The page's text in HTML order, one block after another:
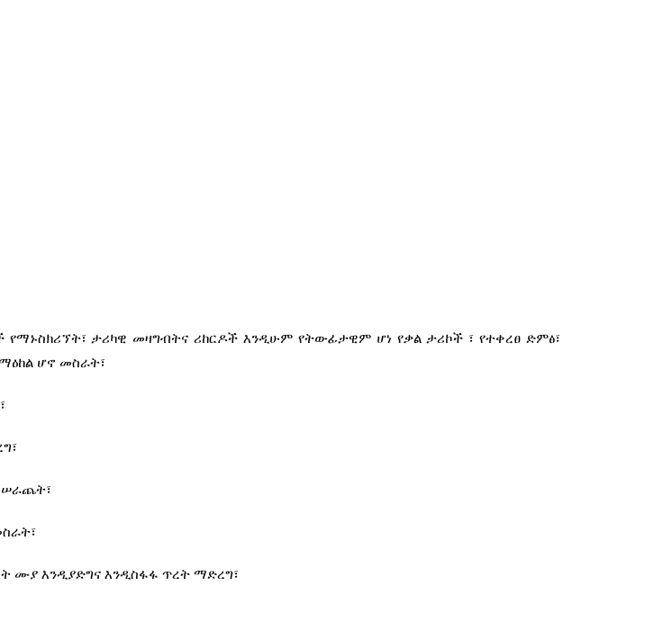
ታሪካዊ መዛግብትና ሪከርዶች እንዲሁም የትውፊታዊም ሆነ የቃል ታሪኮች ፣ የተቀረፀ ድምፅ፣
ሆኖ መስራት፣
ሙያ እንዲያድግና እንዲስፋፋ ጥረት ማድረግ፣